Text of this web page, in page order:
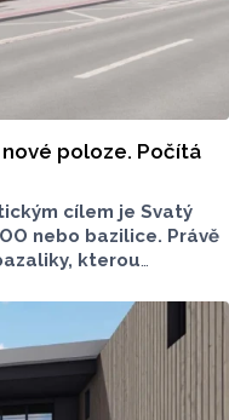
poloze. Počítá
cílem je Svatý
nebo bazilice. Právě
kterou
zastávky ve směru
zastávka se má